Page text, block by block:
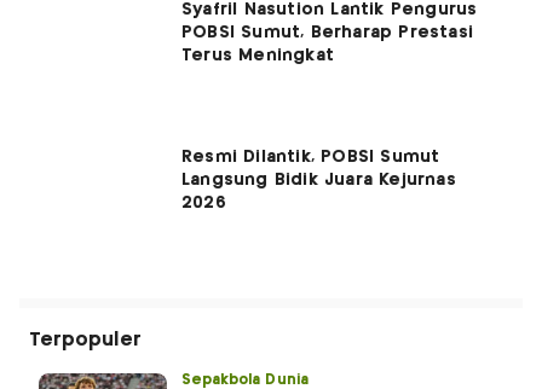
Syafril Nasution Lantik Pengurus
POBSI Sumut, Berharap Prestasi
Terus Meningkat
Resmi Dilantik, POBSI Sumut
Langsung Bidik Juara Kejurnas
2026
Terpopuler
Sepakbola Dunia